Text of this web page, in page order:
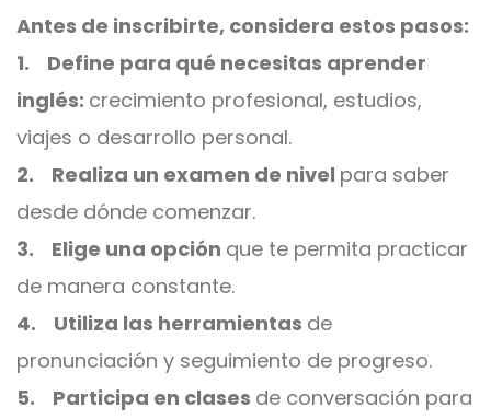
Antes de inscribirte, considera estos pasos:
1. Define para qué necesitas aprender
inglés: crecimiento profesional, estudios,
viajes o desarrollo personal.
2. Realiza un examen de nivel para saber
desde dónde comenzar.
3. Elige una opción que te permita practicar
de manera constante.
4. Utiliza las herramientas de
pronunciación y seguimiento de progreso.
5. Participa en clases de conversación para